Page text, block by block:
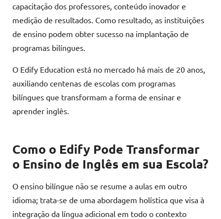
capacitação dos professores, conteúdo inovador e
medição de resultados. Como resultado, as instituições
de ensino podem obter sucesso na implantação de
programas bilíngues.
O Edify Education está no mercado há mais de 20 anos,
auxiliando centenas de escolas com programas
bilíngues que transformam a forma de ensinar e
aprender inglês.
Como o Edify Pode Transformar
o Ensino de Inglês em sua Escola?
O ensino bilíngue não se resume a aulas em outro
idioma; trata-se de uma abordagem holística que visa à
integração da língua adicional em todo o contexto